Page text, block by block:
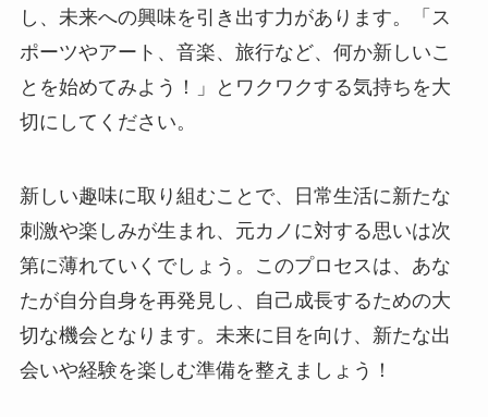
し、未来への興味を引き出す力があります。「ス
ポーツやアート、音楽、旅行など、何か新しいこ
とを始めてみよう！」とワクワクする気持ちを大
切にしてください。
新しい趣味に取り組むことで、日常生活に新たな
刺激や楽しみが生まれ、元カノに対する思いは次
第に薄れていくでしょう。このプロセスは、あな
たが自分自身を再発見し、自己成長するための大
切な機会となります。未来に目を向け、新たな出
会いや経験を楽しむ準備を整えましょう！